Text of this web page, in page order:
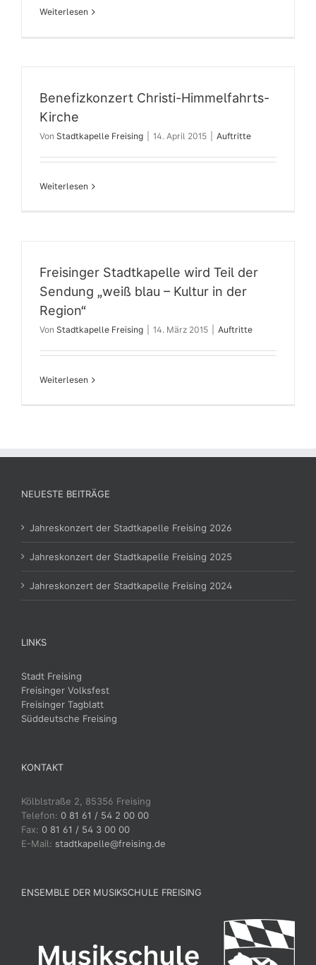
Weiterlesen
Benefizkonzert Christi-Himmelfahrts-
Kirche
Von Stadtkapelle Freising 14. April 2015 Auftritte
Weiterlesen
Freisinger Stadtkapelle wird Teil der
Sendung „weiß blau – Kultur in der
Region“
Von Stadtkapelle Freising 14. März 2015 Auftritte
Weiterlesen
NEUESTE BEITRÄGE
Jahreskonzert der Stadtkapelle Freising 2026
Jahreskonzert der Stadtkapelle Freising 2025
Jahreskonzert der Stadtkapelle Freising 2024
LINKS
Stadt Freising
Freisinger Volksfest
Freisinger Tagblatt
Süddeutsche Freising
KONTAKT
Kölblstraße 2, 85356 Freising
Telefon: 0 81 61 / 54 2 00 00
Fax: 0 81 61 / 54 3 00 00
E-Mail: stadtkapelle@freising.de
ENSEMBLE DER MUSIKSCHULE FREISING